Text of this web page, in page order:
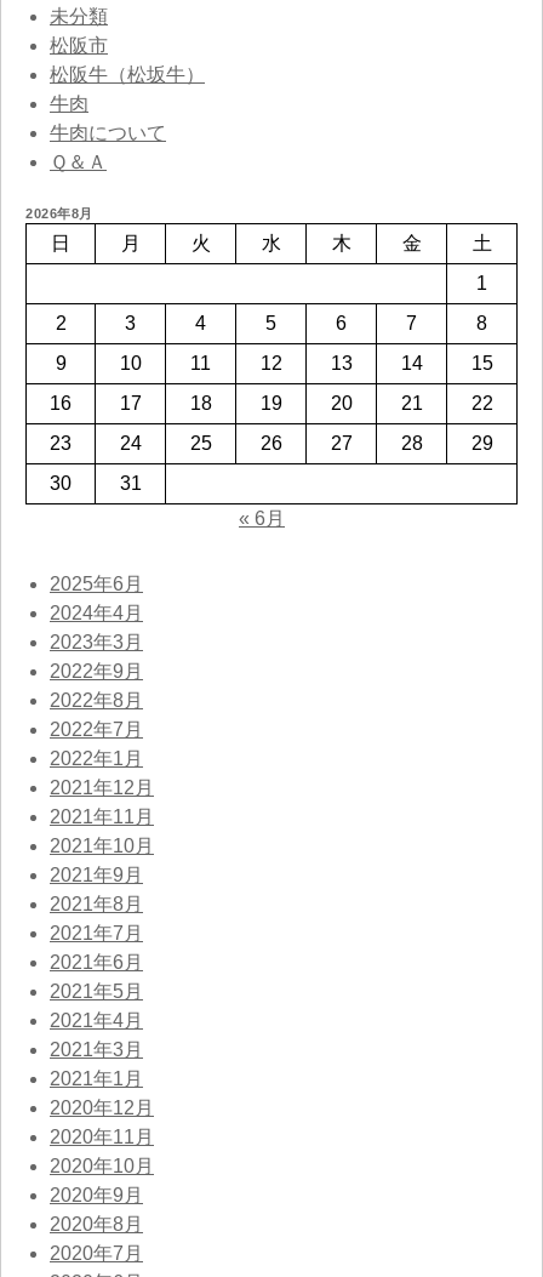
未分類
松阪市
松阪牛（松坂牛）
牛肉
牛肉について
Ｑ＆Ａ
2026年8月
日 月 火 水 木 金
土
1
2
3 4 5 6 7
8
9
10 11 12 13 14
15
16
17 18 19 20 21
22
23
24 25 26 27 28
29
30
31
« 6月
2025年6月
2024年4月
2023年3月
2022年9月
2022年8月
2022年7月
2022年1月
2021年12月
2021年11月
2021年10月
2021年9月
2021年8月
2021年7月
2021年6月
2021年5月
2021年4月
2021年3月
2021年1月
2020年12月
2020年11月
2020年10月
2020年9月
2020年8月
2020年7月